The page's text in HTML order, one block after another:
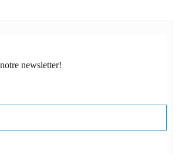
newsletter!